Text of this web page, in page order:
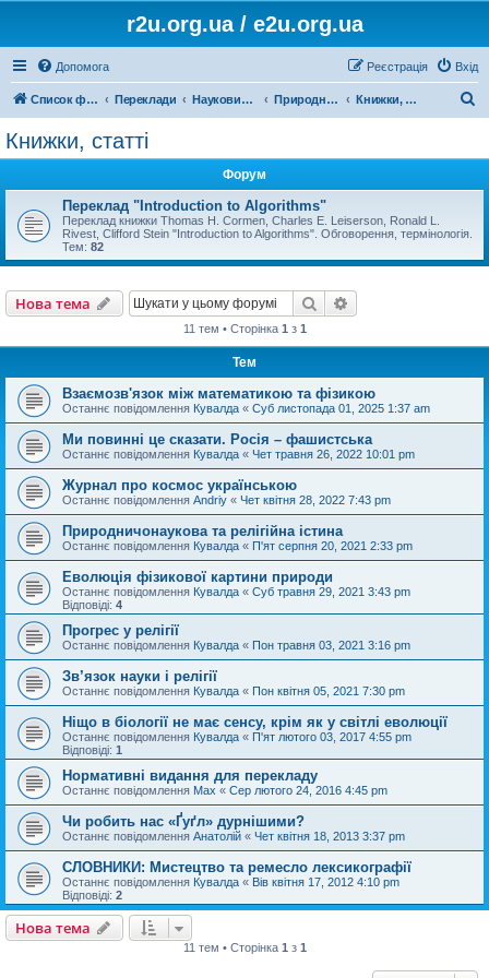
r2u.org.ua / e2u.org.ua
Допомога Вхід
Реєстрація
Список форумів Переклади Науковий переклад Природничі науки, математика, медицина, загальна література Книжки, статті
Книжки, статті
Форум
Переклад "Introduction to Algorithms"
Переклад книжки Thomas H. Cormen, Charles E. Leiserson, Ronald L.
Rivest, Clifford Stein "Introduction to Algorithms". Обговорення, термінологія.
Тем: 82
Нова тема Пошук
11 тем • Сторінка 1 з 1
Тем
Взаємозв'язок між математикою та фізикою
Останнє повідомлення Кувалда « Суб листопада 01, 2025 1:37 am
Ми повинні це сказати. Росія – фашистська
Останнє повідомлення Кувалда « Чет травня 26, 2022 10:01 pm
Журнал про космос українською
Останнє повідомлення Andriy « Чет квітня 28, 2022 7:43 pm
Природничонаукова та релігійна істина
Останнє повідомлення Кувалда « П'ят серпня 20, 2021 2:33 pm
Еволюція фізикової картини природи
Останнє повідомлення Кувалда « Суб травня 29, 2021 3:43 pm
Відповіді: 4
Прогрес у релігії
Останнє повідомлення Кувалда « Пон травня 03, 2021 3:16 pm
Зв’язок науки і релігії
Останнє повідомлення Кувалда « Пон квітня 05, 2021 7:30 pm
Ніщо в біології не має сенсу, крім як у світлі еволюції
Останнє повідомлення Кувалда « П'ят лютого 03, 2017 4:55 pm
Відповіді: 1
Нормативні видання для перекладу
Останнє повідомлення Max « Сер лютого 24, 2016 4:45 pm
Чи робить нас «Ґуґл» дурнішими?
Останнє повідомлення Анатолій « Чет квітня 18, 2013 3:37 pm
СЛОВНИКИ: Мистецтво та ремесло лексикографії
Останнє повідомлення Кувалда « Вів квітня 17, 2012 4:10 pm
Відповіді: 2
Нова тема
11 тем • Сторінка 1 з 1